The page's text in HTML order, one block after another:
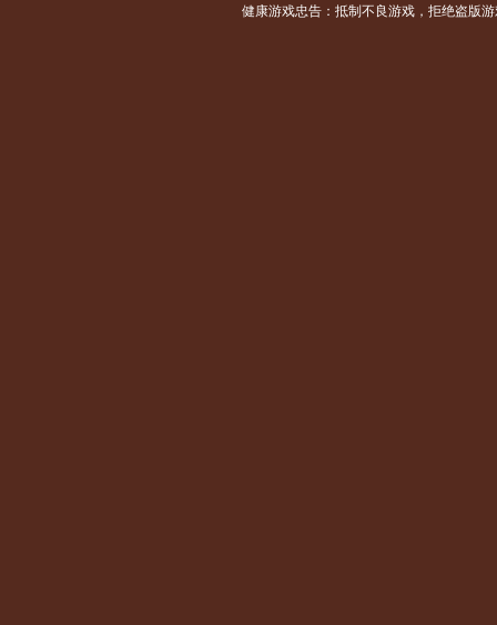
健康游戏忠告：抵制不良游戏，拒绝盗版